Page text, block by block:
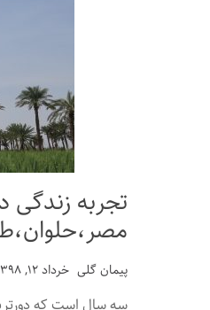
پیمان گلی خرداد ۱۲, ۱۳۹۸